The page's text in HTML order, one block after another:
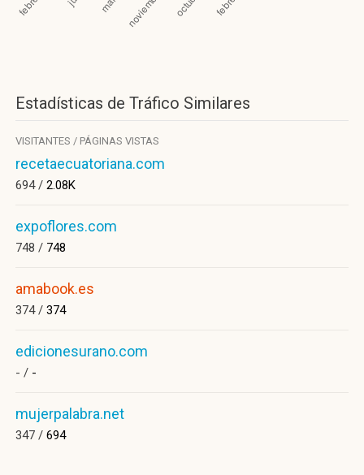
Estadísticas de Tráfico Similares
VISITANTES / PÁGINAS VISTAS
recetaecuatoriana.com
694 / 2.08K
expoflores.com
748 / 748
amabook.es
374 / 374
edicionesurano.com
- / -
mujerpalabra.net
347 / 694